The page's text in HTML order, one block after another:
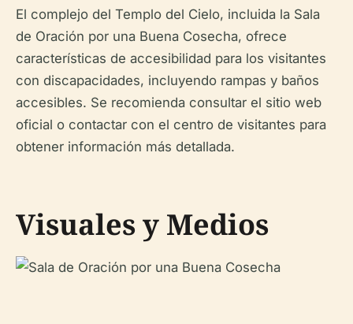
El complejo del Templo del Cielo, incluida la Sala
de Oración por una Buena Cosecha, ofrece
características de accesibilidad para los visitantes
con discapacidades, incluyendo rampas y baños
accesibles. Se recomienda consultar el sitio web
oficial o contactar con el centro de visitantes para
obtener información más detallada.
Visuales y Medios